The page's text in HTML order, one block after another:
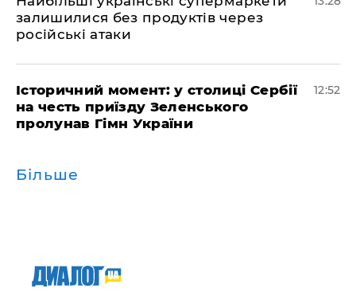
залишилися без продуктів через
російські атаки
Історичний момент: у столиці Сербії
на честь приїзду Зеленського
пролунав Гімн України
12:52
Більше